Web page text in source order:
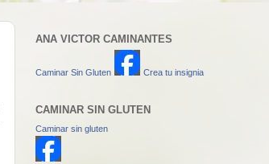
ANA VICTOR CAMINANTES
Caminar Sin Gluten Crea tu insignia
CAMINAR SIN GLUTEN
Caminar sin gluten